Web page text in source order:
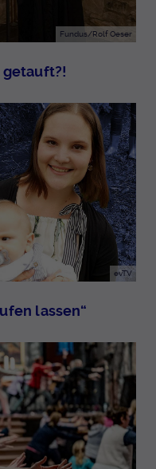
Fundus/Rolf Oeser
getauft?!
evTV
lassen“